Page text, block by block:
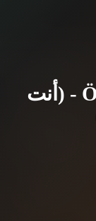
Özcan Deniz - Aşkımsın - (أنت